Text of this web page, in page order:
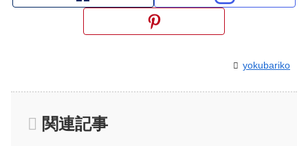
yokubariko
関連記事